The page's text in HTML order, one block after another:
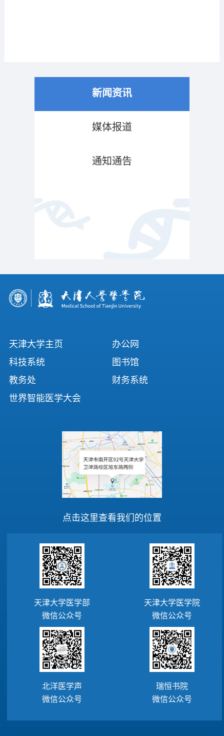
新闻资讯
媒体报道
通知通告
天津大学主页
办公网
科技系统
图书馆
教务处
财务系统
世界智能医学大会
点击这里查看我们的位置
天津大学医学部
微信公众号
天津大学医学院
微信公众号
北洋医学声
微信公众号
瑞恒书院
微信公众号